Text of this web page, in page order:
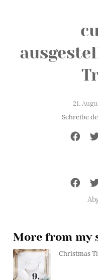
21.
Schreibe
More from my
Christmas